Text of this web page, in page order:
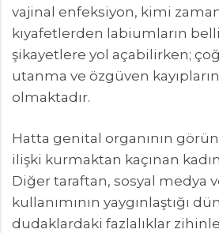
vajinal enfeksiyon, kimi
kıyafetlerden labiumların
şikayetlere yol açabilirken;
utanma ve özgüven
olmaktadır.
Hatta genital organının
ilişki kurmaktan kaçınan
Diğer taraftan, sosyal medya
kullanımının yaygınlaştığı
dudaklardaki fazlalıklar